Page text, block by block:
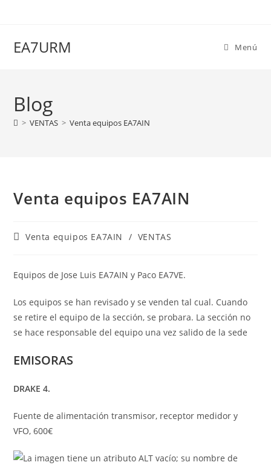
EA7URM Menú
Blog
> VENTAS > Venta equipos EA7AIN
Venta equipos EA7AIN
Categoría
entrada:
Venta equipos EA7AIN / VENTAS
Equipos de Jose Luis EA7AIN y Paco EA7VE.
Los equipos se han revisado y se venden tal cual. Cuando
se retire el equipo de la sección, se probara. La sección no
se hace responsable del equipo una vez salido de la sede
EMISORAS
DRAKE 4.
Fuente de alimentación transmisor, receptor medidor y
VFO, 600€